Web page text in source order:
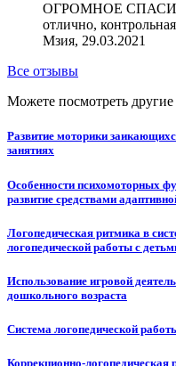
ОГРОМНОЕ СПАСИБО
отлично, контрольная
Мзия, 29.03.2021
Все отзывы
Можете посмотреть
Развитие моторики
занятиях
Особенности психомоторных
развитие средствами
Логопедическая ритмика в
логопедической работы с
Использование игровой
дошкольного возраста
Система логопедической
Коррекционно-логопедическая